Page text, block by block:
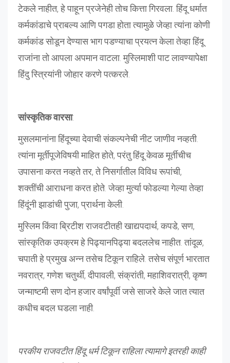
टेकले नाहीत, हे पाहून प्रजेनेही तोच कित्ता गिरवला. हिंदू धर्मात
कर्मकांडाचे प्राबल्य आणि पगडा होता त्यामुळे जेव्हा त्यांना कोणी
कर्मकांड सोडून देण्यास भाग पडण्याचा प्रयत्न केला तेव्हा हिंदू
राजांना तो आपला अपमान वाटला. मुस्लिमाशी पाट लावण्यापेक्षा
हिंदु स्त्रियांनी जोहार करणे पत्करले.
सांस्कृतिक वारसा:
मुसलमानांना हिंदूच्या देवाची संकल्पनेची नीट जाणीव नव्हती.
त्यांना मूर्तीपूजेविषयी माहित होते, परंतु हिंदू केवळ मूर्तीचीच
उपासना करत नव्हते तर, ते निसर्गातील विविध रूपांची,
शक्तींची आराधना करत होते. जेव्हा मुर्त्या फोडल्या गेल्या तेव्हा
हिंदूंनी झाडांची पुजा, प्रार्थना केली.
मुस्लिम किंवा ब्रिटीश राजवटीतही खाद्यपदार्थ, कपडे, सण,
सांस्कृतिक उपक्रम हे पिढ्यानपिढ्या बदललेच नाहीत. तांदूळ,
चपाती हे प्रमुख अन्न तसेच टिकून राहिले. तसेच संपूर्ण भारतात
नवरात्र, गणेश चतुर्थी, दीपावली, संक्रांती, महाशिवरात्री, कृष्ण
जन्माष्टमी सण दोन हजार वर्षांपूर्वी जसे साजरे केले जात त्यात
कधीच बदल घडला नाही.
परकीय राजवटीत हिंदू धर्म टिकून राहिला त्यामागे इतरही काही